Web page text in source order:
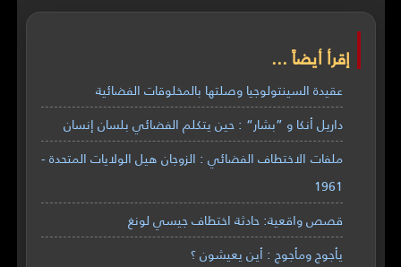
إقرأ أيضاً ...
عقيدة السينتولوجيا وصلتها بالمخلوقات الفضائية
داريل أنكا و ”بشار“ : حين يتكلم الفضائي بلسان إنسان
ملفات الاختطاف الفضائي : الزوجان هيل الولايات المتحدة -
1961
قصص واقعية: حادثة اختطاف جيسي لونغ
يأجوج ومأجوج : أين يعيشون ؟